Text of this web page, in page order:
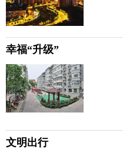
幸福“升级”
文明出行